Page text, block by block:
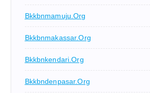
Bkkbnmamuju.org
Bkkbnmakassar.org
Bkkbnkendari.org
Bkkbndenpasar.org